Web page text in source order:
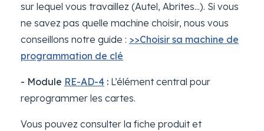
sur lequel vous travaillez (Autel, Abrites...). Si vous
ne savez pas quelle machine choisir, nous vous
conseillons notre guide : >>Choisir sa machine de
programmation de clé
- Module RE-AD-4 : L’élément central pour
reprogrammer les cartes.
Vous pouvez consulter la fiche produit et